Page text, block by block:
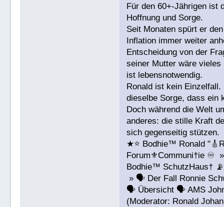
Für den 60+-Jährigen ist
Hoffnung und Sorge.
Seit Monaten spürt er
Inflation immer weiter
Entscheidung von der
seiner Mutter wäre
ist lebensnotwendig.
Ronald ist kein
dieselbe Sorge, dass ein
Doch während die Welt
anderes: die stille Kraft
sich gegenseitig stützen.
★⭐️ Bodhie™ Ronald
Forum⚜️Communi†ie ♾️
Bodhie™ SchutzHaus† 📡
» 🗣 Der Fall Ronnie
🗣 Übersicht 🗣 AMS
(Moderator: Ronald